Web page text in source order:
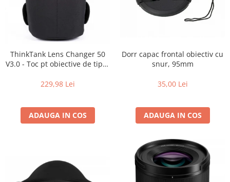
Acumulatori si baterii
Acumulatori Foto
Acumulatori AA/AAA (R6/R3)) si
incarcatoare
Baterii
Tablete grafice
Cabluri
ThinkTank Lens Changer 50
V3.0 - Toc pt obiective de tipul
229,98 Lei
ADAUGA IN COS
Dorr capac frontal obiectiv cu
snur, 95mm
35,00 Lei
ADAUGA IN COS